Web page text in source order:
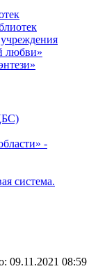
любви»
-
система.
09.11.2021 08:59